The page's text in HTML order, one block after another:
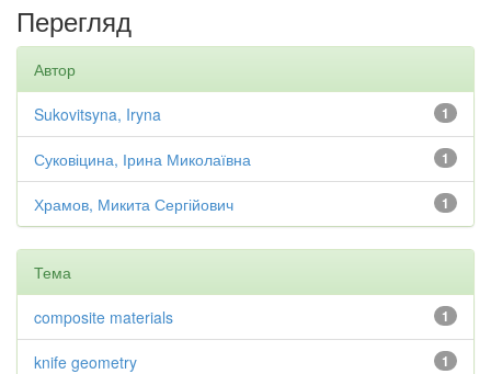
Перегляд
Автор
1
Sukovitsyna, Iryna
1
Суковіцина, Ірина Миколаївна
1
Храмов, Микита Сергійович
Тема
1
composite materials
1
knife geometry